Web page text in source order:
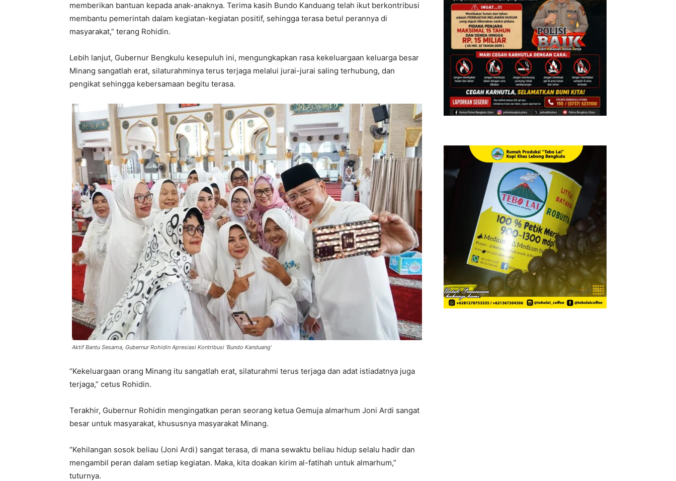
memberikan bantuan kepada anak-anaknya. Terima kasih Bundo Kanduang telah ikut berkontribusi
membantu pemerintah dalam kegiatan-kegiatan positif, sehingga terasa betul perannya di
masyarakat,” terang Rohidin.
Lebih lanjut, Gubernur Bengkulu kesepuluh ini, mengungkapkan rasa kekeluargaan keluarga besar
Minang sangatlah erat, silaturahminya terus terjaga melalui jurai-jurai saling terhubung, dan
pengikat sehingga kebersamaan begitu terasa.
Aktif Bantu Sesama, Gubernur Rohidin Apresiasi Kontribusi ‘Bundo Kanduang’
“Kekeluargaan orang Minang itu sangatlah erat, silaturahmi terus terjaga dan adat istiadatnya juga
terjaga,” cetus Rohidin.
Terakhir, Gubernur Rohidin mengingatkan peran seorang ketua Gemuja almarhum Joni Ardi sangat
besar untuk masyarakat, khususnya masyarakat Minang.
“Kehilangan sosok beliau (Joni Ardi) sangat terasa, di mana sewaktu beliau hidup selalu hadir dan
mengambil peran dalam setiap kegiatan. Maka, kita doakan kirim al-fatihah untuk almarhum,”
tuturnya.